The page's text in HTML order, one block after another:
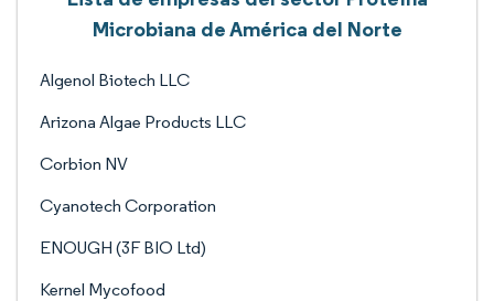
Microbiana de América del Norte
Algenol Biotech LLC
Arizona Algae Products LLC
Corbion NV
Cyanotech Corporation
ENOUGH (3F BIO Ltd)
Kernel Mycofood